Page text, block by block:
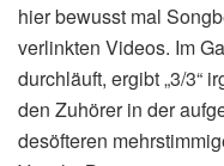
hier bewusst mal
verlinkten Videos. Im
durchläuft, ergibt „3/3“
den Zuhörer in der
desöfteren